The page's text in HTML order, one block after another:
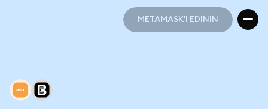
METAMASK'I EDİNİN